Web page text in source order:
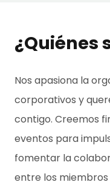
¿Quiénes
Nos apasiona la
corporativos y
contigo. Creemos
eventos para
fomentar la
entre los miembros